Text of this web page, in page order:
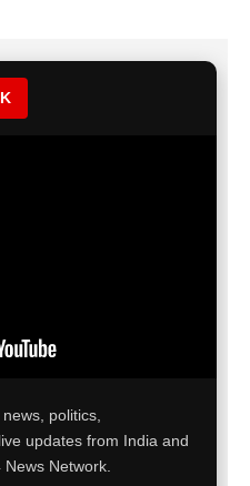
politics,
updates from India and
Network.